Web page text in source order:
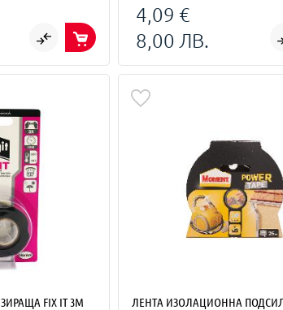
4,09 €
8,00 ЛВ.
FIX IT 3М
ЛЕНТА ИЗОЛАЦИОННА